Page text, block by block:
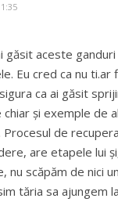
găsit aceste
Eu cred ca nu
ca ai găsit
și exemple de
de
are etapele lui
nu scăpăm de nici
tăria sa ajungem